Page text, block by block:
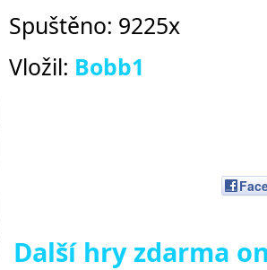
Spuštěno: 9225x
Vložil: Bobb1
Další hry zdarma